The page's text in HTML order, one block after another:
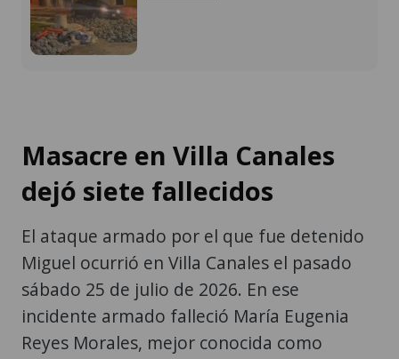
Masacre en Villa Canales
dejó siete fallecidos
El ataque armado por el que fue detenido
Miguel ocurrió en Villa Canales el pasado
sábado 25 de julio de 2026. En ese
incidente armado falleció María Eugenia
Reyes Morales, mejor conocida como